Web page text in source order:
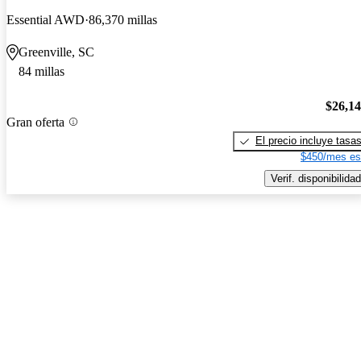
Essential AWD 86,370 millas
Greenville, SC
84 millas
Gran oferta
El precio incluye tasas
$450/mes
Verif. disponibilidad